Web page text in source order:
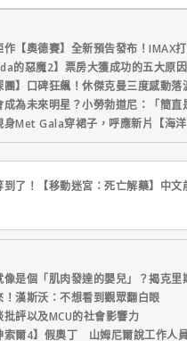
作【奧德賽】全新預告發布！IMAX
的惡魔2】票房大獲成功的五大原
團】口碑狂飆！休傑克曼三度感動
為未來明星？小勞勃道尼：「簡直
身Met Gala穿裙子，呼應新片【海洋
到了！【移動迷宮：死亡解藥】中文
像是個「肌肉發達的嬰兒」？揭克里
！漢斯沃：不想看到觀眾翻白眼
評以及MCU的社會影響力
索爾4】假奧丁 山姆尼爾說工作人